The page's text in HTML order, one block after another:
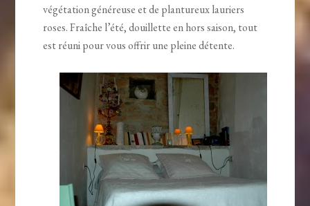
végétation généreuse et de plantureux lauriers
roses. Fraîche l’été, douillette en hors saison, tout
est réuni pour vous offrir une pleine détente.